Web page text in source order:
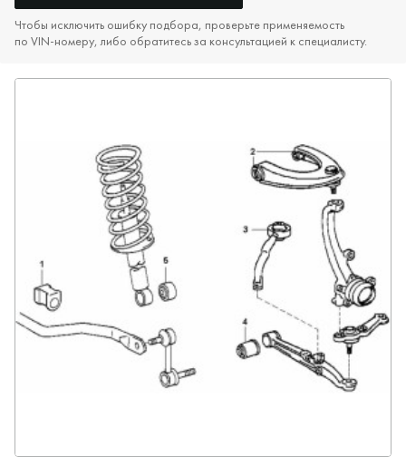
Чтобы исключить ошибку подбора, проверьте применяемость
по VIN‑номеру, либо обратитесь за консультацией к специалисту.